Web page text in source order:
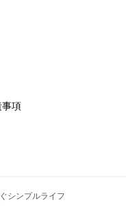
事項
シンプルライフ